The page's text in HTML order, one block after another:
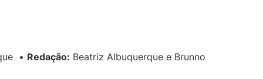
• Redação: Beatriz Albuquerque e Brunno